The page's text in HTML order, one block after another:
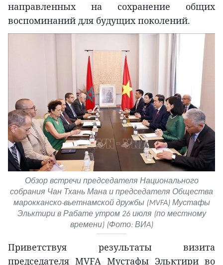
направленных на сохранение общих
воспоминаний для будущих поколений.
Обзор встречи председателя Национального
собрания Чан Тхань Мана и председателя Общества
марокканско-вьетнамской дружбы (MVFA) Мустафы
Эльктири в Рабате утром 26 июля (по местному
времени) (Фото: ВИA)
Приветствуя результаты визита
председателя MVFA Мустафы Эльктири во